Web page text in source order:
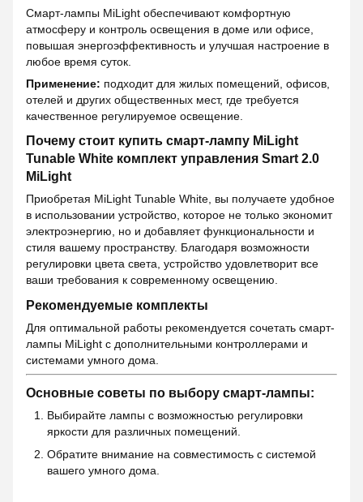
Смарт-лампы MiLight обеспечивают комфортную
атмосферу и контроль освещения в доме или офисе,
повышая энергоэффективность и улучшая настроение в
любое время суток.
Применение: подходит для жилых помещений, офисов,
отелей и других общественных мест, где требуется
качественное регулируемое освещение.
Почему стоит купить смарт-лампу MiLight
Tunable White комплект управления Smart 2.0
MiLight
Приобретая MiLight Tunable White, вы получаете удобное
в использовании устройство, которое не только экономит
электроэнергию, но и добавляет функциональности и
стиля вашему пространству. Благодаря возможности
регулировки цвета света, устройство удовлетворит все
ваши требования к современному освещению.
Рекомендуемые комплекты
Для оптимальной работы рекомендуется сочетать смарт-
лампы MiLight с дополнительными контроллерами и
системами умного дома.
Основные советы по выбору смарт-лампы:
Выбирайте лампы с возможностью регулировки
яркости для различных помещений.
Обратите внимание на совместимость с системой
вашего умного дома.